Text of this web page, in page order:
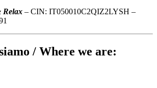
Relax – CIN: IT050010C2QIZ2LYSH –
/ Where we are: